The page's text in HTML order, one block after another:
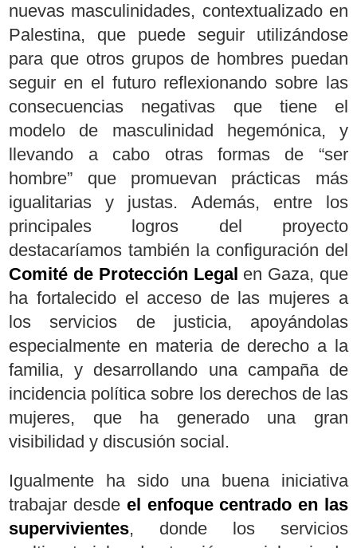
nuevas masculinidades, contextualizado en
Palestina, que puede seguir utilizándose
para que otros grupos de hombres puedan
seguir en el futuro reflexionando sobre las
consecuencias negativas que tiene el
modelo de masculinidad hegemónica, y
llevando a cabo otras formas de “ser
hombre” que promuevan prácticas más
igualitarias y justas. Además, entre los
principales logros del proyecto
destacaríamos también la configuración del
Comité de Protección Legal en Gaza, que
ha fortalecido el acceso de las mujeres a
los servicios de justicia, apoyándolas
especialmente en materia de derecho a la
familia, y desarrollando una campaña de
incidencia política sobre los derechos de las
mujeres, que ha generado una gran
visibilidad y discusión social.
Igualmente ha sido una buena iniciativa
trabajar desde el enfoque centrado en las
supervivientes, donde los servicios